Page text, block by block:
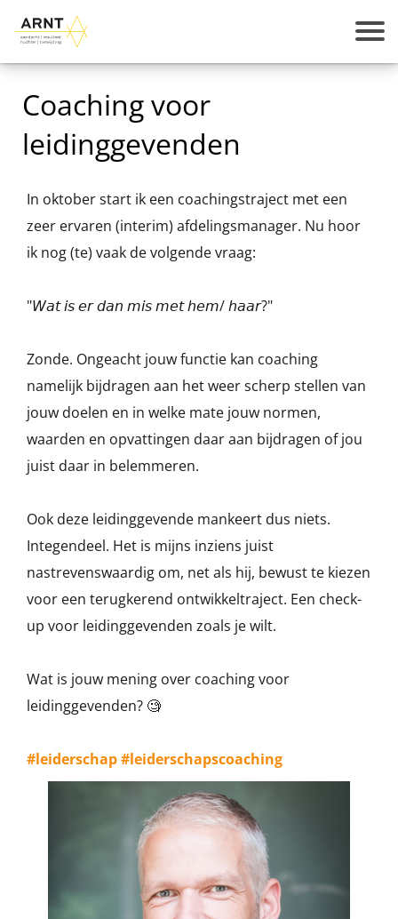
Coaching voor
leidinggevenden
In oktober start ik een coachingstraject met een
zeer ervaren (interim) afdelingsmanager. Nu hoor
ik nog (te) vaak de volgende vraag:
"𝘞𝘢𝘵 𝘪𝘴 𝘦𝘳 𝘥𝘢𝘯 𝘮𝘪𝘴 𝘮𝘦𝘵 𝘩𝘦𝘮/ 𝘩𝘢𝘢𝘳?"
Zonde. Ongeacht jouw functie kan coaching
namelijk bijdragen aan het weer scherp stellen van
jouw doelen en in welke mate jouw normen,
waarden en opvattingen daar aan bijdragen of jou
juist daar in belemmeren.
Ook deze leidinggevende mankeert dus niets.
Integendeel. Het is mijns inziens juist
nastrevenswaardig om, net als hij, bewust te kiezen
voor een terugkerend ontwikkeltraject. Een check-
up voor leidinggevenden zoals je wilt.
Wat is jouw mening over coaching voor
leidinggevenden? 🧐
#leiderschap#leiderschapscoaching